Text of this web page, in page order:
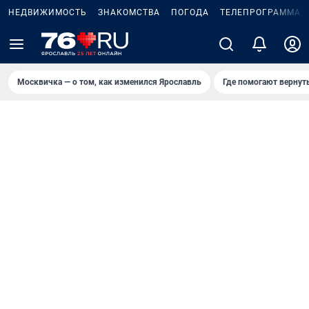
НЕДВИЖИМОСТЬ ЗНАКОМСТВА ПОГОДА ТЕЛЕПРОГРАММА
Москвичка — о том, как изменился Ярославль Где помогают